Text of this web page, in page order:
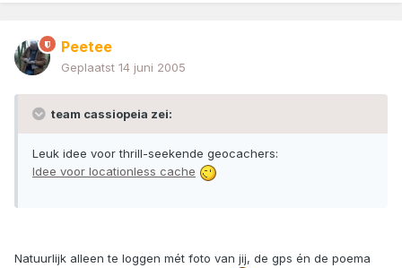
Peetee
Geplaatst 14 juni 2005
team cassiopeia zei:
Leuk idee voor thrill-seekende geocachers:
Idee voor locationless cache
Natuurlijk alleen te loggen mét foto van jij, de gps én de poema